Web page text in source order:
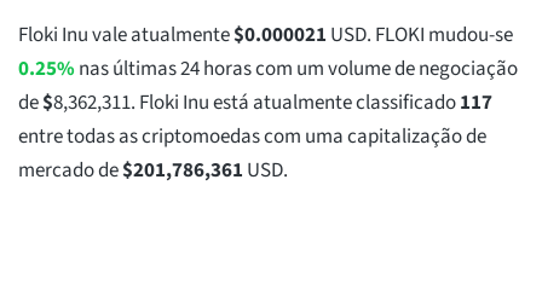
Floki Inu vale atualmente$0.000021 USD. FLOKI mudou-se
0.25%nas últimas 24 horas com um volume de negociação
de$8,362,311. Floki Inu está atualmente classificado117
entre todas as criptomoedas com uma capitalização de
mercado de$201,786,361 USD.